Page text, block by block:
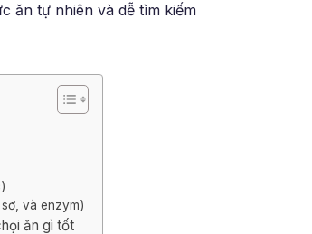
ăn tự nhiên và dễ tìm kiếm
và enzym)
ăn gì tốt